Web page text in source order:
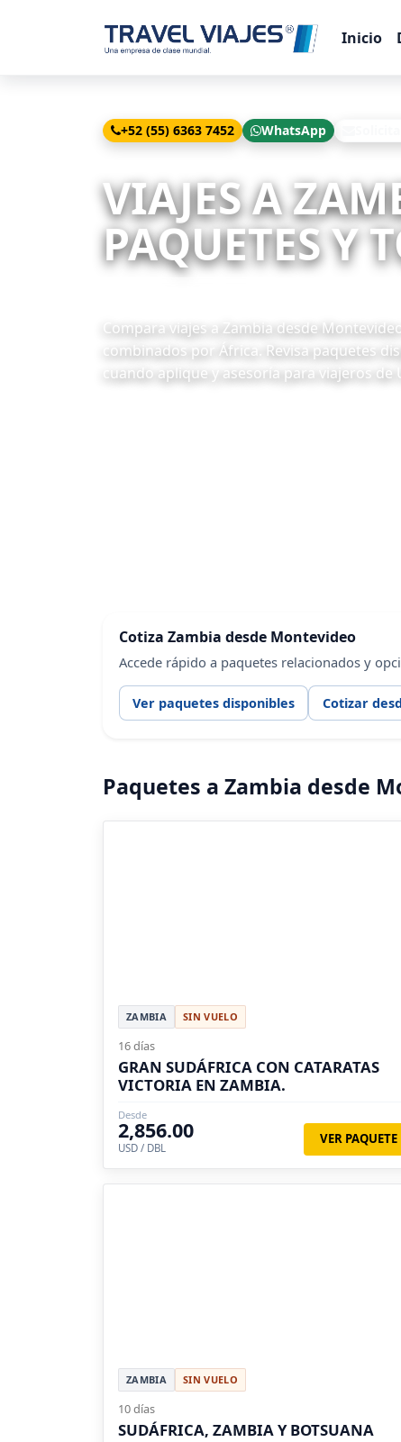
Inicio
+52 (55) 6363 7452 WhatsApp
VIAJES A
PAQUETES Y
Compara viajes a Zambia desde
combinados por África. Revisa paquetes
cuando aplique y asesoría para viajeros de
Cotiza Zambia desde Montevideo
Accede rápido a paquetes relacionados y
Ver paquetes disponibles Cotizar
Paquetes a Zambia desde
ZAMBIA SIN VUELO
16 días
GRAN SUDÁFRICA CON CATARATAS
VICTORIA EN ZAMBIA.
Desde
2,856.00
USD / DBL
VER PAQUETE
ZAMBIA SIN VUELO
10 días
SUDÁFRICA, ZAMBIA Y BOTSUANA